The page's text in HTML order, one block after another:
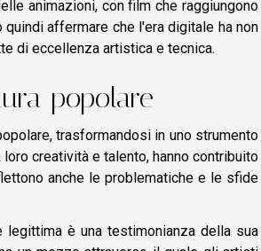
animazioni, con film che raggiungono
affermare che l'era digitale ha non
di eccellenza artistica e tecnica.
popolare
trasformandosi in uno strumento
creatività e talento, hanno contribuito
anche le problematiche e le sfide
è una testimonianza della sua